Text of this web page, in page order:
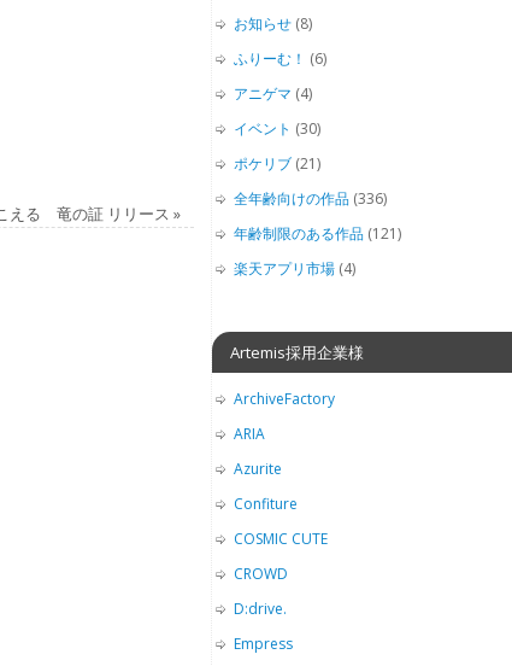
える 竜の証 リリース»
お知らせ (8)
ふりーむ！ (6)
アニゲマ (4)
イベント (30)
ポケリブ (21)
全年齢向けの作品 (336)
年齢制限のある作品 (121)
楽天アプリ市場 (4)
Artemis採用企業様
ArchiveFactory
ARIA
Azurite
Confiture
COSMIC CUTE
CROWD
D:drive.
Empress